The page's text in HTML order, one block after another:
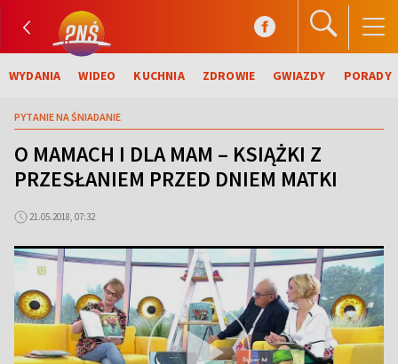
WYDANIA WIDEO KUCHNIA ZDROWIE GWIAZDY PORADY
PYTANIE NA ŚNIADANIE
O MAMACH I DLA MAM – KSIĄŻKI Z
PRZESŁANIEM PRZED DNIEM MATKI
21.05.2018, 07:32